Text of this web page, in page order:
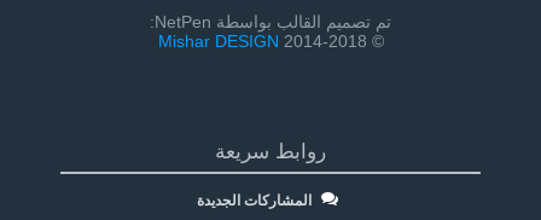
تم تصميم القالب بواسطة NetPen:
© 2014-2018
Mishar DESIGN
روابط سريعة
المشاركات الجديدة